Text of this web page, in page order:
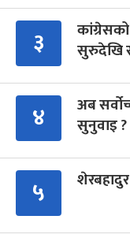
३
सुरुदेखि
४
अब
सुनुवाइ ?
५